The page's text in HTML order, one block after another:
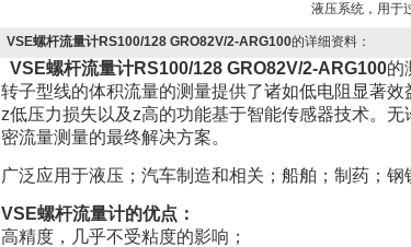
液压系统，用于
VSE螺杆流量计RS100/128 GRO82V/2-ARG100的详细资料：
VSE螺杆流量计RS100/128 GRO82V/2-ARG100的
转子型线的体积流量的测量提供了诸如低电阻显著效
z低压力损失以及z高的功能基于智能传感器技术。
密流量测量的最终解决方案。
广泛应用于液压；汽车制造和相关；船舶；制药；钢
VSE螺杆流量计的优点：
高精度，几乎不受粘度的影响；